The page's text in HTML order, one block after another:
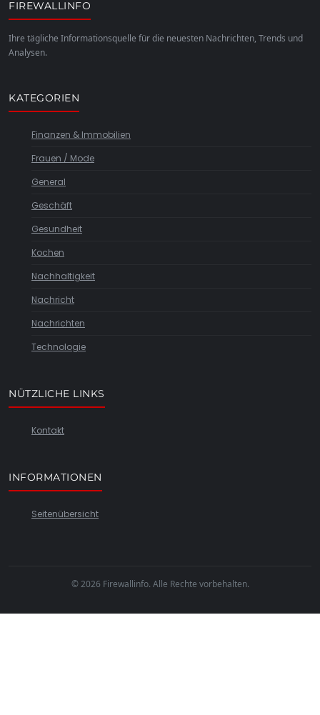
FIREWALLINFO
Ihre tägliche Informationsquelle für die neuesten Nachrichten, Trends und
Analysen.
KATEGORIEN
Finanzen & Immobilien
Frauen / Mode
General
Geschäft
Gesundheit
Kochen
Nachhaltigkeit
Nachricht
Nachrichten
Technologie
NÜTZLICHE LINKS
Kontakt
INFORMATIONEN
Seitenübersicht
© 2026 Firewallinfo. Alle Rechte vorbehalten.